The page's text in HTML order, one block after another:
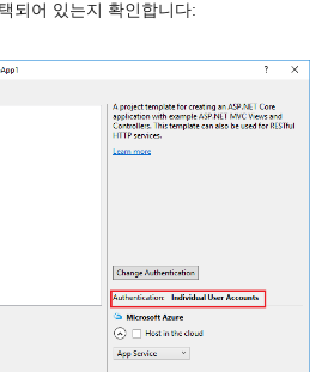
되어 있는지 확인합니다: